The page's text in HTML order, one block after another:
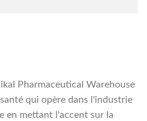
Pharmaceutical Warehouse
qui opère dans l'industrie
en mettant l'accent sur la